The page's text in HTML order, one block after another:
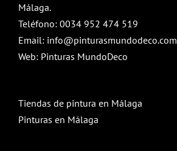
Málaga.
Teléfono: 0034 952 474 519
Email: info@pinturasmundodeco.com
Web: Pinturas MundoDeco
Tiendas de pintura en Málaga
Pinturas en Málaga